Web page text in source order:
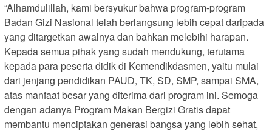
“Alhamdulillah, kami bersyukur bahwa program-program
Badan Gizi Nasional telah berlangsung lebih cepat daripada
yang ditargetkan awalnya dan bahkan melebihi harapan.
Kepada semua pihak yang sudah mendukung, terutama
kepada para peserta didik di Kemendikdasmen, yaitu mulai
dari jenjang pendidikan PAUD, TK, SD, SMP, sampai SMA,
atas manfaat besar yang diterima dari program ini. Semoga
dengan adanya Program Makan Bergizi Gratis dapat
membantu menciptakan generasi bangsa yang lebih sehat,